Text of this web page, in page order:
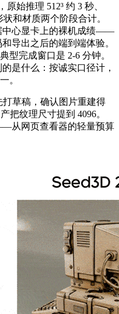
始推理 512³ 约 3 秒、
状和材质两个阶段合计。
中心显卡上的裸机成绩——
导出之后的端到端体验。
型完成窗口是 2-6 分钟。
是什么：按诚实口径计，
。
打草稿，确认图片重建得
把纹理尺寸提到 4096。
从网页查看器的轻量预算